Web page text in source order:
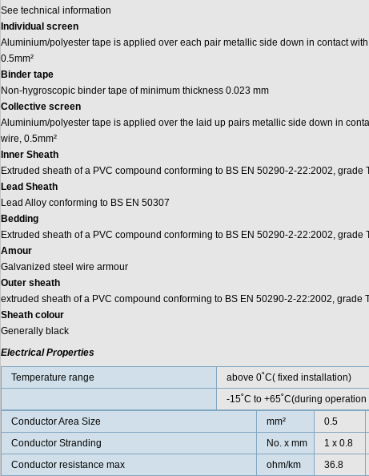
See technical information
Individual screen
Aluminium/polyester tape is applied over each pair metallic side down in contact
0.5mm²
Binder tape
Non-hygroscopic binder tape of minimum thickness 0.023 mm
Collective screen
Aluminium/polyester tape is applied over the laid up pairs metallic side down in
wire, 0.5mm²
Inner Sheath
Extruded sheath of a PVC compound conforming to BS EN 50290-2-22:2002, grade
Lead Sheath
Lead Alloy conforming to BS EN 50307
Bedding
Extruded sheath of a PVC compound conforming to BS EN 50290-2-22:2002, grade
Amour
Galvanized steel wire armour
Outer sheath
extruded sheath of a PVC compound conforming to BS EN 50290-2-22:2002, grade
Sheath colour
Generally black
Electrical Properties
Temperature range
above 0˚C( fixed installation)
-15˚C to +65˚C(during operation
Conductor Area Size
mm² 0.5
Conductor Stranding
No. x mm 1 x 0.8
Conductor resistance max
ohm/km 36.8